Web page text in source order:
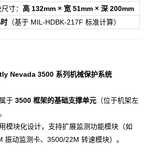
寸： 高 132mm × 宽 51mm × 深 200mm
（基于 MIL-HDBK-217F 标准计算）
Nevada 3500 系列机械保护系统
于 3500 框架的基础支撑单元 （位于机架左
模块化设计，支持扩展监测功能模块（如
振动监测卡、3500/22M 转速模块）。